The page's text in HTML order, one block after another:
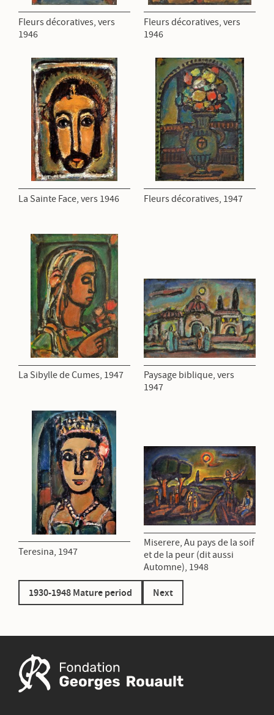
Fleurs décoratives, vers
1946
Fleurs décoratives, vers
1946
La Sainte Face, vers 1946 Fleurs décoratives, 1947
La Sibylle de Cumes, 1947
Paysage biblique, vers
1947
Teresina, 1947
Miserere, Au pays de la soif
et de la peur (dit aussi
Automne), 1948
1930-1948 Mature period Next